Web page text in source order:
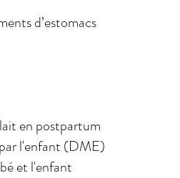
d’estomacs
en postpartum
l'enfant (DME)
et l'enfant